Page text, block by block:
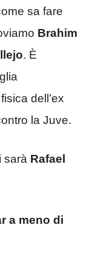
sa fare
Brahim
. È
dell’ex
la Juve.
sarà Rafael
a meno di